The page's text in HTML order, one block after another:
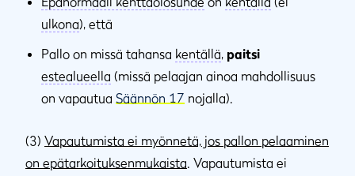
ulkona), että
Pallo on missä tahansa kentällä, paitsi
estealueella (missä pelaajan ainoa mahdollisuus
on vapautua Säännön 17 nojalla).
(3) Vapautumista ei myönnetä, jos pallon pelaaminen
on epätarkoituksenmukaista. Vapautumista ei